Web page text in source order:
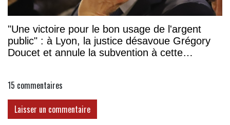
"Une victoire pour le bon usage de l'argent
public" : à Lyon, la justice désavoue Grégory
Doucet et annule la subvention à cette
15 commentaires
Laisser un commentaire